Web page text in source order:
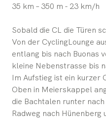
35 km – 350 m - 23 km/h
Sobald die CL die Türen
Von der CyclingLounge
entlang bis nach Buonas
kleine Nebenstrasse bis
Im Aufstieg ist ein kurzer
Oben in Meierskappel
die Bachtalen runter
Radweg nach Hünenberg